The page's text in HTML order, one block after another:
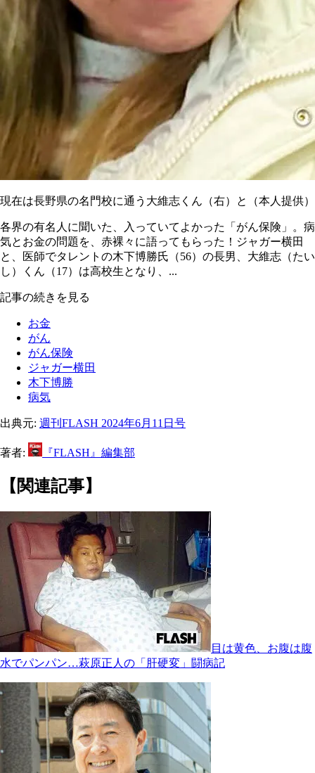
現在は長野県の名門校に通う大維志くん（右）と（本人提供）
各界の有名人に聞いた、入っていてよかった「がん保険」。病
気とお金の問題を、赤裸々に語ってもらった！ジャガー横田
と、医師でタレントの木下博勝氏（56）の長男、大維志（たい
し）くん（17）は高校生となり、...
記事の続きを見る
お金
がん
がん保険
ジャガー横田
木下博勝
病気
出典元: 週刊FLASH 2024年6月11日号
著者: 『FLASH』編集部
【関連記事】
目は黄色、お腹は腹
水でパンパン…萩原正人の「肝硬変」闘病記